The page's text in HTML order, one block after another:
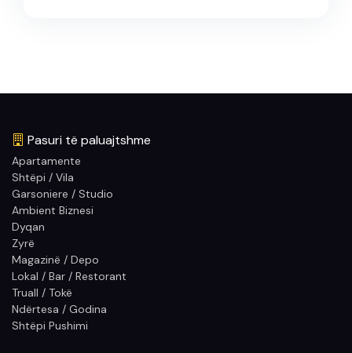
Pasuri të paluajtshme
Apartamente
Shtëpi / Vila
Garsoniere / Studio
Ambient Biznesi
Dyqan
Zyrë
Magazinë / Depo
Lokal / Bar / Restorant
Truall / Tokë
Ndërtesa / Godina
Shtëpi Pushimi